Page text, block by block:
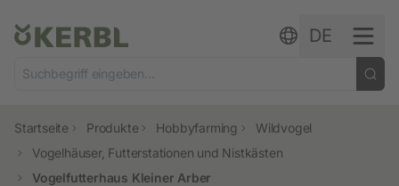
DE
Startseite Produkte Hobbyfarming
Wildvogel
Vogelhäuser, Futterstationen und Nistkästen
Vogelfutterhaus Kleiner Arber